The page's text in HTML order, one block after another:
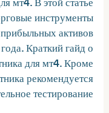
инструменты
активов
Краткий гайд о
для мт4. Кроме
рекомендуется
тестирование.